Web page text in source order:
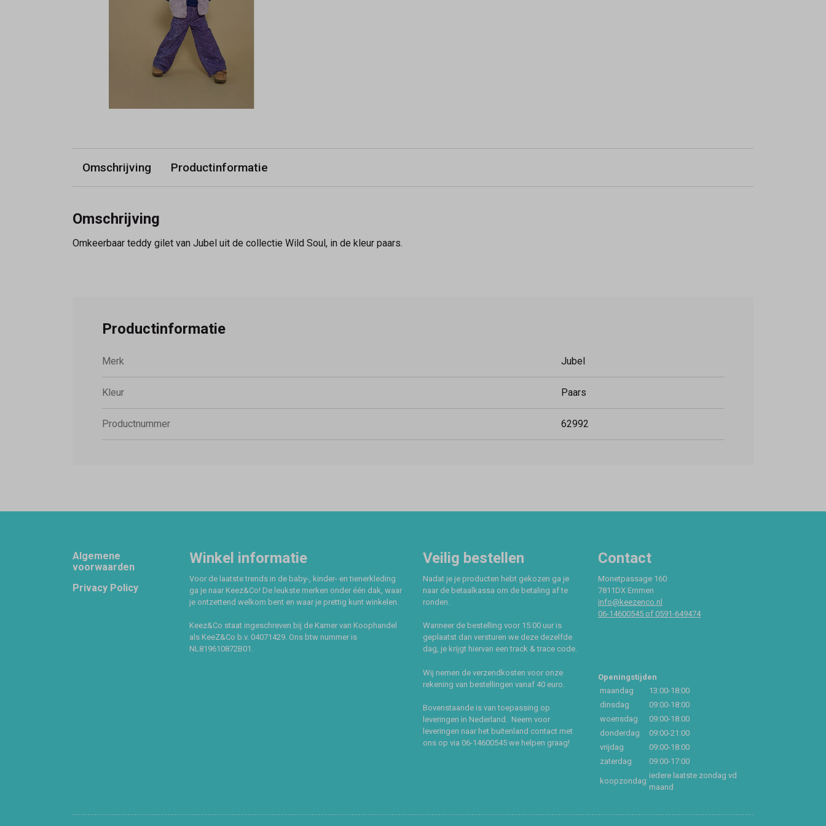
Omschrijving Productinformatie
Omschrijving
Omkeerbaar teddy gilet van Jubel uit de collectie Wild Soul, in de kleur paars.
Productinformatie
Merk Jubel
Kleur Paars
Productnummer 62992
Footer
Algemene
voorwaarden
Privacy Policy
Winkel informatie
Voor de laatste trends in de baby-, kinder- en tienerkleding
ga je naar Keez&Co! De leukste merken onder één dak, waar
je ontzettend welkom bent en waar je prettig kunt winkelen.
Keez&Co staat ingeschreven bij de Kamer van Koophandel
als KeeZ&Co b.v. 04071429. Ons btw nummer is
NL819610872B01.
Veilig bestellen
Nadat je je producten hebt gekozen ga je
naar de betaalkassa om de betaling af te
ronden.
Wanneer de bestelling voor 15:00 uur is
geplaatst dan versturen we deze dezelfde
dag, je krijgt hiervan een track & trace code.
Wij nemen de verzendkosten voor onze
rekening van bestellingen vanaf 40 euro.
Bovenstaande is van toepassing op
leveringen in Nederland. Neem voor
leveringen naar het buitenland contact met
ons op via 06-14600545 we helpen graag!
Contact
Monetpassage 160
7811DX Emmen
info@keezenco.nl
06-14600545 of 0591-649474
Openingstijden
maandag
13:00-18:00
dinsdag
09:00-18:00
woensdag
09:00-18:00
donderdag
09:00-21:00
vrijdag
09:00-18:00
zaterdag
09:00-17:00
koopzondag
iedere laatste zondag vd
maand